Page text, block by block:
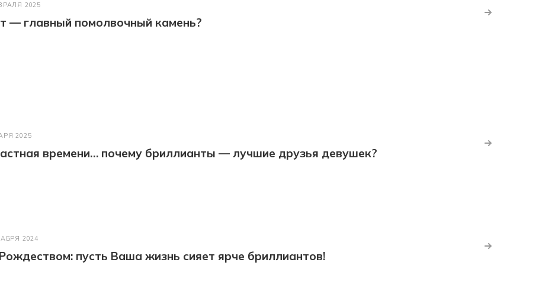
2025
— главный помолвочный камень?
2025
времени… почему бриллианты — лучшие друзья девушек?
2024
пусть Ваша жизнь сияет ярче бриллиантов!